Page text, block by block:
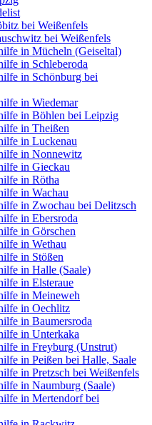
bei Weißenfels
bei Weißenfels
in Mücheln (Geiseltal)
in Schleberoda
in Schönburg bei
in Wiedemar
in Böhlen bei Leipzig
in Theißen
in Luckenau
in Nonnewitz
in Gieckau
in Rötha
in Wachau
in Zwochau bei Delitzsch
in Ebersroda
in Görschen
in Wethau
in Stößen
in Halle (Saale)
in Elsteraue
in Meineweh
in Oechlitz
in Baumersroda
in Unterkaka
in Freyburg (Unstrut)
in Peißen bei Halle, Saale
in Pretzsch bei Weißenfels
in Naumburg (Saale)
in Mertendorf bei